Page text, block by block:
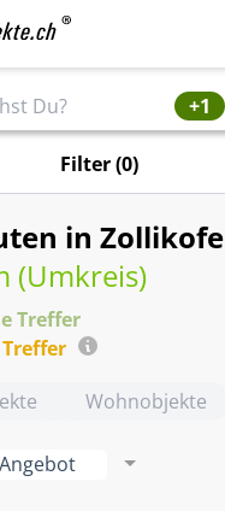
+1
Filter(0)
in
(Umkreis)
Treffer
Treffer
Wohnobjekte